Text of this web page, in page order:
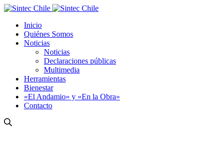
Inicio
Quiénes Somos
Noticias
Noticias
Declaraciones públicas
Multimedia
Herramientas
Bienestar
«El Andamio» y «En la Obra»
Contacto